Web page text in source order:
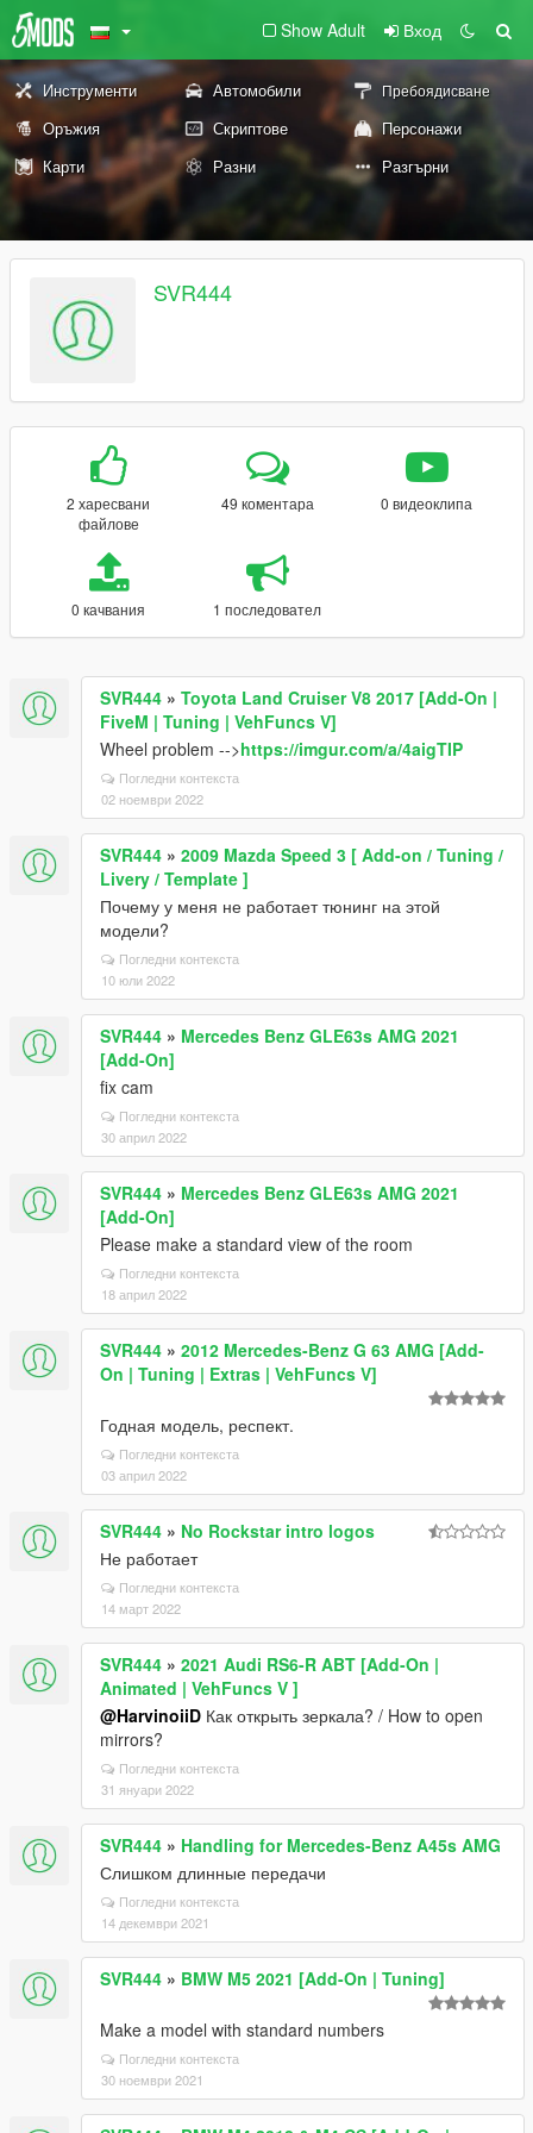
Show Adult Вход
Инструменти Автомобили Пребоядисване
Оръжия Скриптове
Персонажи
Карти
Разни Разгърни
SVR444
2 харесвани
файлове
49 коментара 0 видеоклипа
0 качвания 1 последовател
SVR444 » Toyota Land Cruiser V8 2017 [Add-On |
FiveM | Tuning | VehFuncs V]
Wheel problem -->https://imgur.com/a/4aigTIP
Погледни контекста
02 ноември 2022
SVR444 » 2009 Mazda Speed 3 [ Add-on / Tuning /
Livery / Template ]
Почему у меня не работает тюнинг на этой
модели?
Погледни контекста
10 юли 2022
SVR444 » Mercedes Benz GLE63s AMG 2021
[Add-On]
fix cam
Погледни контекста
30 април 2022
SVR444 » Mercedes Benz GLE63s AMG 2021
[Add-On]
Please make a standard view of the room
Погледни контекста
18 април 2022
SVR444 » 2012 Mercedes-Benz G 63 AMG [Add-
On | Tuning | Extras | VehFuncs V]
Годная модель, респект.
Погледни контекста
03 април 2022
SVR444 » No Rockstar intro logos
Не работает
Погледни контекста
14 март 2022
SVR444 » 2021 Audi RS6-R ABT [Add-On |
Animated | VehFuncs V ]
@HarvinoiiD Как открыть зеркала? / How to open
mirrors?
Погледни контекста
31 януари 2022
SVR444 » Handling for Mercedes-Benz A45s AMG
Слишком длинные передачи
Погледни контекста
14 декември 2021
SVR444 » BMW M5 2021 [Add-On | Tuning]
Make a model with standard numbers
Погледни контекста
30 ноември 2021